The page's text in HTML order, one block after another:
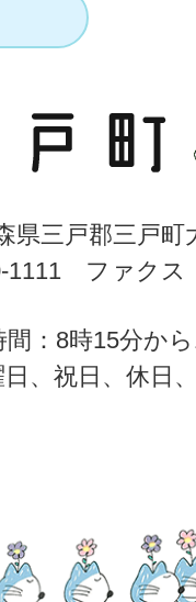
三戸郡三戸町
1111 ファクス
：8時15分か
、祝日、休日